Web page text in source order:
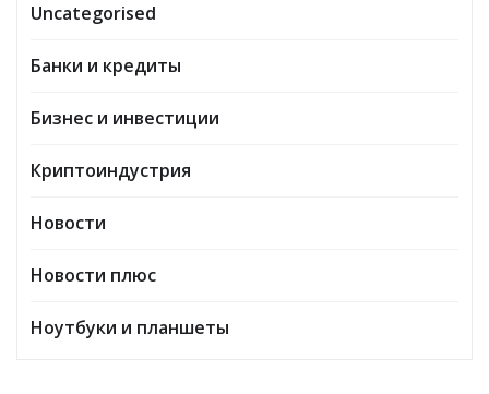
Uncategorised
Банки и кредиты
Бизнес и инвестиции
Криптоиндустрия
Новости
Новости плюс
Ноутбуки и планшеты